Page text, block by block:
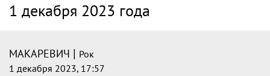
1 декабря 2023 года
МАКАРЕВИЧ | Рок
1 декабря 2023, 17:57